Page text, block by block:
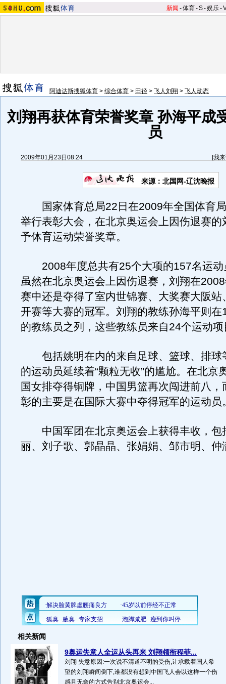
新闻 -体育-S-娱乐-
阿迪达斯搜狐体育 > 综合体育 > 田径 > 飞人刘翔 > 飞人动态
刘翔再获体育荣誉奖章 孙海平成
员
2009年01月23日08:24 [我
来源：北国网-辽沈晚报
国家体育总局22日在2009年全国体育
举行表彰大会，在北京奥运会上因伤退赛的
予体育运动荣誉奖章。
2008年度总共有25个大项的157名运动
虽然在北京奥运会上因伤退赛，刘翔在
赛中还是夺得了室内世锦赛、大奖赛大阪站
开赛等大赛的冠军。刘翔的教练孙海平则在
的教练员之列，这些教练员来自24个运动项
包括姚明在内的来自足球、篮球、排球
的运动员延续着“颗粒无收”的尴尬。在北京
国女排夺得铜牌，中国男篮再次闯进前八，
彰的主要是在国际大赛中夺得冠军的运动员
中国军团在北京奥运会上获得丰收，包
丽、刘子歌、郭晶晶、张娟娟、邹市明、仲
相关新闻
9奥运失意人全运从头再来 刘翔领衔程菲...
刘翔 失意原因:一次说不清道不明的受伤,让承载着国人希
望的刘翔瞬间倒下,谁都没有想到中国飞人会以这样一个伤
感且无奈的方式告别北京奥运会...